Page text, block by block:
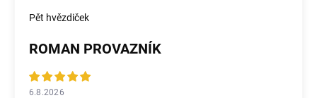
Pět hvězdiček
ROMAN PROVAZNÍK
6.8.2026